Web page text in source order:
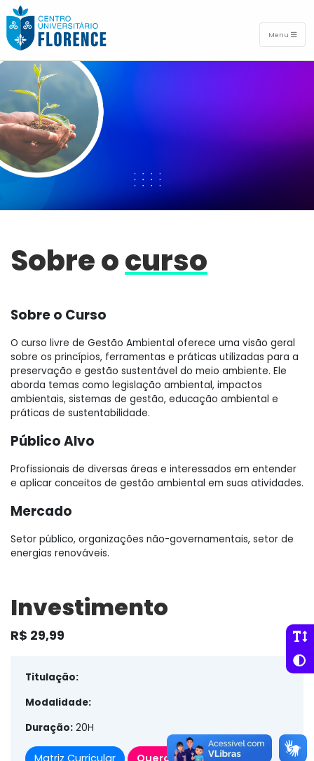
Menu
Sobre ocurso
Sobre o Curso
O curso livre de Gestão Ambiental oferece uma visão geral
sobre os princípios, ferramentas e práticas utilizadas para a
preservação e gestão sustentável do meio ambiente. Ele
aborda temas como legislação ambiental, impactos
ambientais, sistemas de gestão, educação ambiental e
práticas de sustentabilidade.
Público Alvo
Profissionais de diversas áreas e interessados em entender
e aplicar conceitos de gestão ambiental em suas atividades.
Mercado
Setor público, organizações não-governamentais, setor de
energias renováveis.
Investimento
R$ 29,99
Titulação:
Modalidade:
Duração:20H